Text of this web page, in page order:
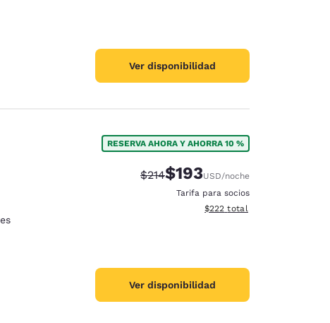
Ver disponibilidad
RESERVA AHORA Y AHORRA 10 %
Precio tachado:
$214Precio con descuento:
$193USD/noche
Tarifa para socios
Ver detalles del total
$222 total
Ver disponibilidad